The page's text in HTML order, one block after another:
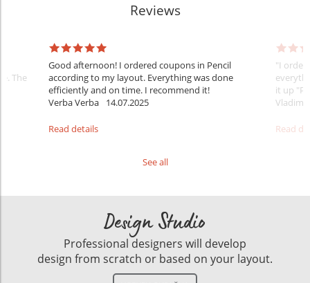
Reviews
The
Good afternoon! I ordered coupons in Pencil
according to my layout. Everything was done
efficiently and on time. I recommend it!
Verba Verba
14.07.2025
Read details
"I
it up
Read
See all
Design Studio
Professional designers will develop
design from scratch or based on your layout.